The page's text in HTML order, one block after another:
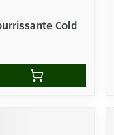
Cold